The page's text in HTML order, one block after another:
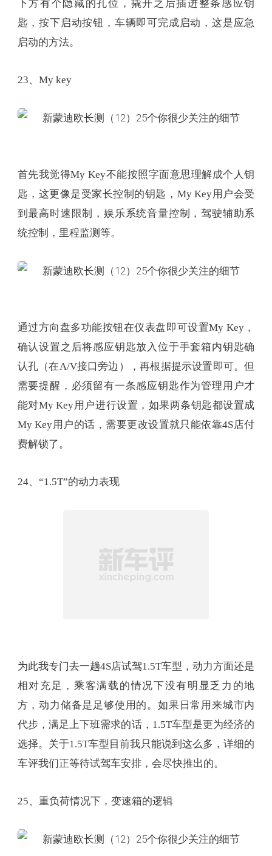
下方有个隐藏的孔位，撬开之后插进整条感应钥
匙，按下启动按钮，车辆即可完成启动，这是应急
启动的方法。
23、My key
首先我觉得My Key不能按照字面意思理解成个人钥
匙，这更像是受家长控制的钥匙，My Key用户会受
到最高时速限制，娱乐系统音量控制，驾驶辅助系
统控制，里程监测等。
通过方向盘多功能按钮在仪表盘即可设置My Key，
确认设置之后将感应钥匙放入位于手套箱内钥匙确
认孔（在A/V接口旁边），再根据提示设置即可。但
需要提醒，必须留有一条感应钥匙作为管理用户才
能对My Key用户进行设置，如果两条钥匙都设置成
My Key用户的话，需要更改设置就只能依靠4S店付
费解锁了。
24、“1.5T”的动力表现
为此我专门去一趟4S店试驾1.5T车型，动力方面还是
相对充足，乘客满载的情况下没有明显乏力的地
方，动力储备是足够使用的。如果日常用来城市内
代步，满足上下班需求的话，1.5T车型是更为经济的
选择。关于1.5T车型目前我只能说到这么多，详细的
车评我们正等待试驾车安排，会尽快推出的。
25、重负荷情况下，变速箱的逻辑